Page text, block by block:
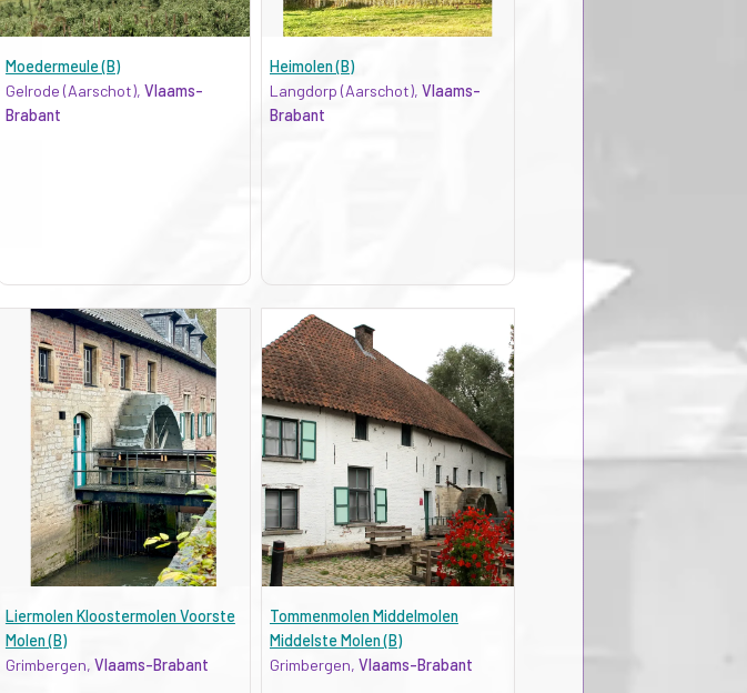
Moedermeule (B)
Gelrode (Aarschot), Vlaams-
Brabant
Heimolen (B)
Langdorp (Aarschot), Vlaams-
Brabant
Liermolen Kloostermolen Voorste
Molen (B)
Grimbergen, Vlaams-Brabant
Tommenmolen Middelmolen
Middelste Molen (B)
Grimbergen, Vlaams-Brabant